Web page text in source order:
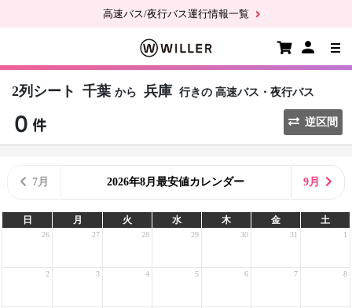
高速バス/夜行バス運行情報一覧
2列シート 千葉 から 兵庫 行きの 高速バス・夜行バス
逆区間
7月 2026年8月最安値カレンダー 9月
日 月 火 水 木 金 土
26 27 28 29 30 31 1
2 3 4 5 6 7 8